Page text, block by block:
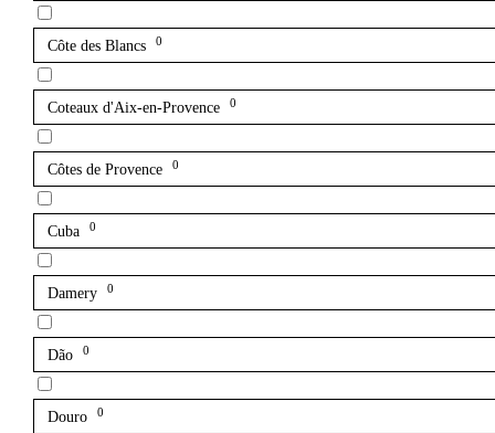
Côte des Blancs 0
Coteaux d'Aix-en-Provence 0
Côtes de Provence 0
Cuba 0
Damery 0
Dão 0
Douro 0